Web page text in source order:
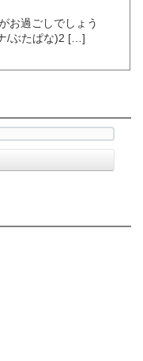
お過ごしでしょう
/ぶたぱな)2 […]